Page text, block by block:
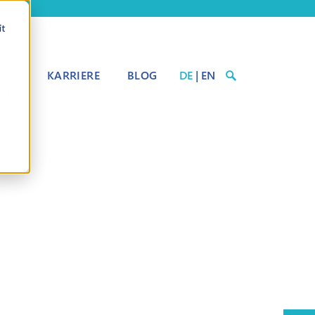
KARRIERE BLOG DE| EN